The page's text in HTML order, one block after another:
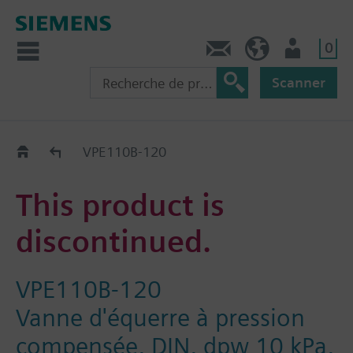
0
Scanner
Old2NewVPE110B-120
This product is
discontinued.
VPE110B-120
Vanne d'équerre à pression
compensée, DIN, dpw 10 kPa,